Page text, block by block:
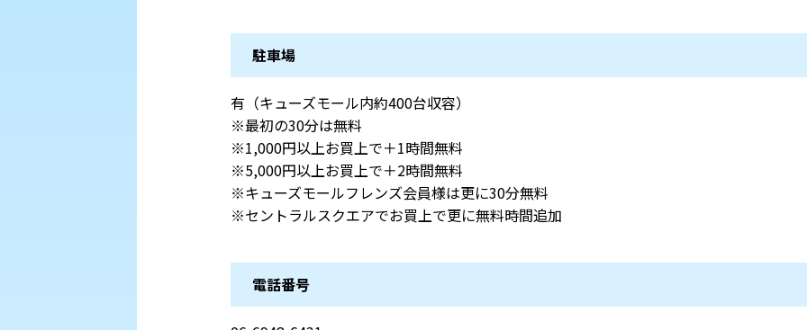
駐車場
有（キューズモール内約400台収容）
※最初の30分は無料
※1,000円以上お買上で＋1時間無料
※5,000円以上お買上で＋2時間無料
※キューズモールフレンズ会員様は更に30分無料
※セントラルスクエアでお買上で更に無料時間追加
電話番号